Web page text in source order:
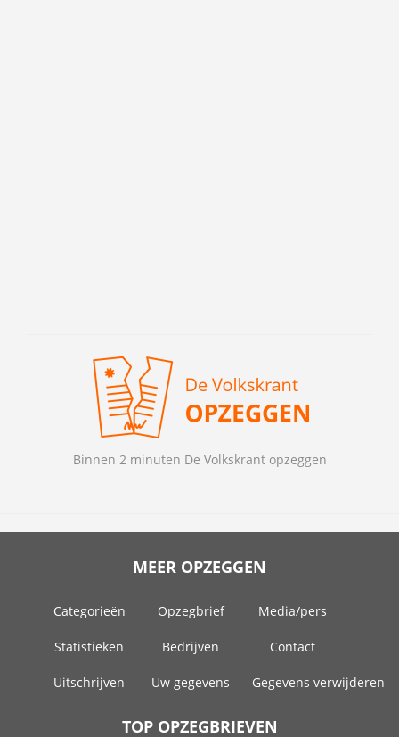
Binnen 2 minuten De Volkskrant opzeggen
MEER OPZEGGEN
Categorieën Opzegbrief Media/pers
Statistieken Bedrijven Contact
Uitschrijven Uw gegevens Gegevens verwijderen
TOP OPZEGBRIEVEN